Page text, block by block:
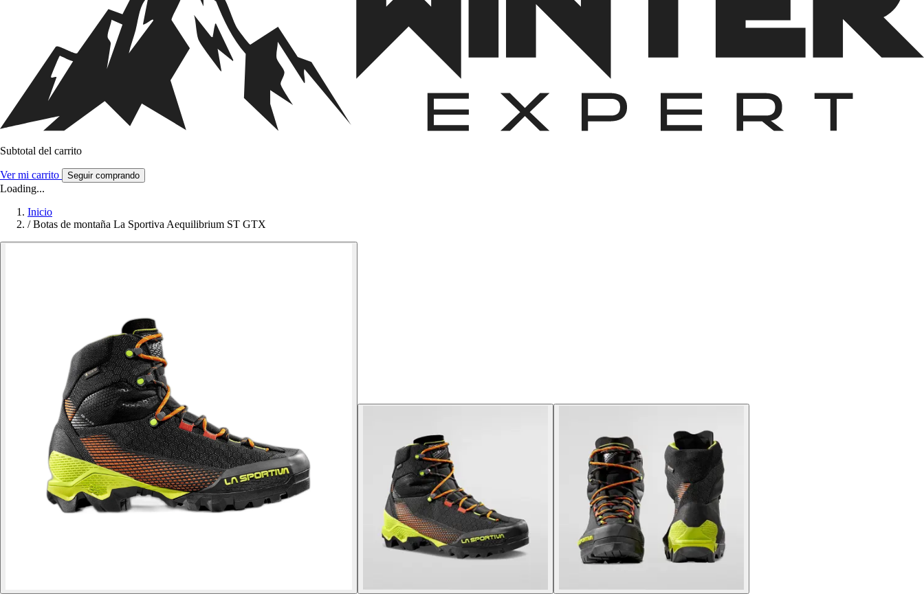
Subtotal del carrito
Ver mi carrito Seguir comprando
Loading...
Inicio
/ Botas de montaña La Sportiva Aequilibrium ST GTX